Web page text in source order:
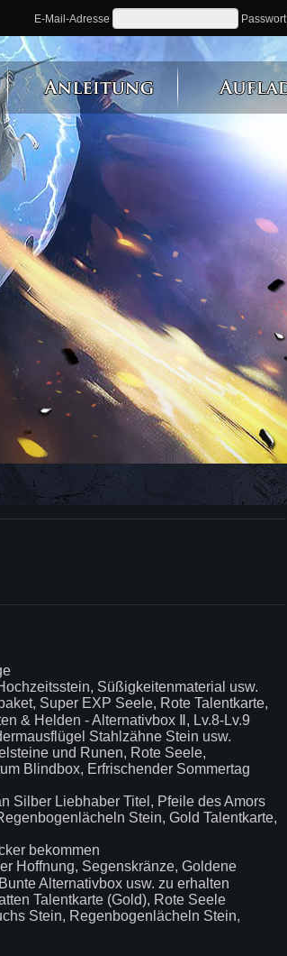
E-Mail-Adresse Passwort
Süßigkeitenmaterial usw.
Super EXP Seele, Rote Talentkarte,
& Helden - Alternativbox Ⅱ, Lv.8-Lv.9
Stahlzähne Stein usw.
und Runen, Rote Seele,
Blindbox, Erfrischender Sommertag
Silber Liebhaber Titel, Pfeile des Amors
Stein, Gold Talentkarte,
bekommen
Hoffnung, Segenskränze, Goldene
Alternativbox usw. zu erhalten
Talentkarte (Gold), Rote Seele
Stein, Regenbogenlächeln Stein,